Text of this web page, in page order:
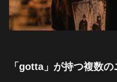
「gotta」が持つ複数